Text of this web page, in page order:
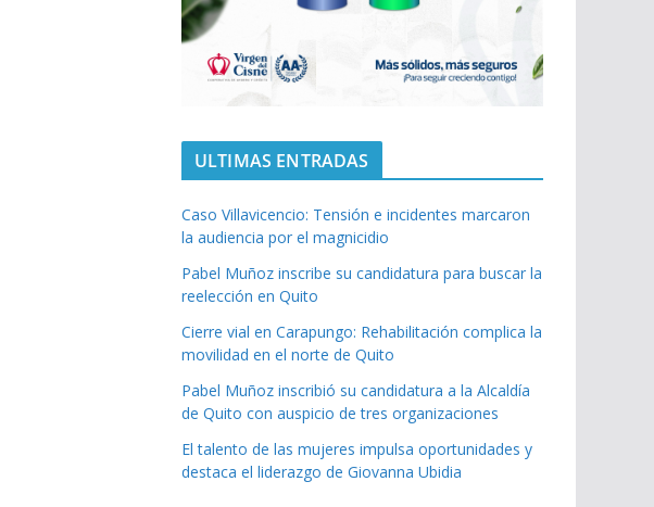
ULTIMAS ENTRADAS
Caso Villavicencio: Tensión e incidentes marcaron
la audiencia por el magnicidio
Pabel Muñoz inscribe su candidatura para buscar la
reelección en Quito
Cierre vial en Carapungo: Rehabilitación complica la
movilidad en el norte de Quito
Pabel Muñoz inscribió su candidatura a la Alcaldía
de Quito con auspicio de tres organizaciones
El talento de las mujeres impulsa oportunidades y
destaca el liderazgo de Giovanna Ubidia